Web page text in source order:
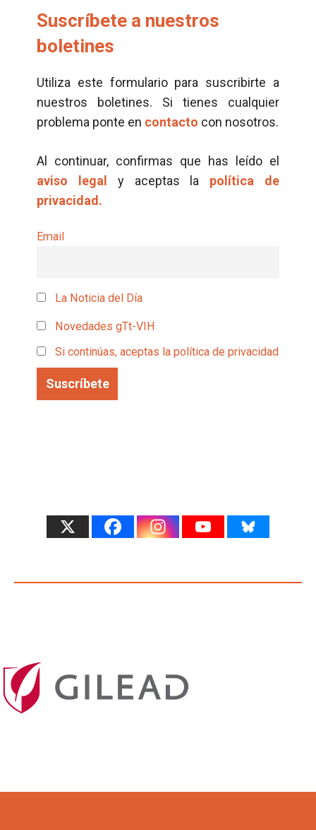
Suscríbete a nuestros
boletines
Utiliza este formulario para suscribirte a
nuestros boletines. Si tienes cualquier
problema ponte en contacto con nosotros.
Al continuar, confirmas que has leído el
aviso legal
y aceptas la política de
privacidad.
Email
La Noticia del Día
Novedades gTt-VIH
Si continúas, aceptas la política de privacidad